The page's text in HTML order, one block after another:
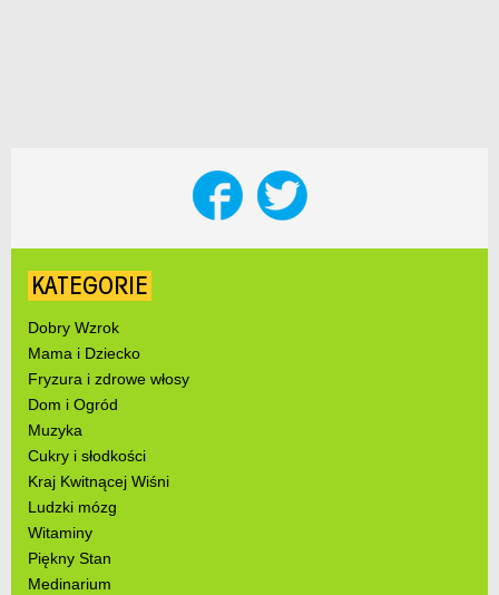
KATEGORIE
Dobry Wzrok
Mama i Dziecko
Fryzura i zdrowe włosy
Dom i Ogród
Muzyka
Cukry i słodkości
Kraj Kwitnącej Wiśni
Ludzki mózg
Witaminy
Piękny Stan
Medinarium